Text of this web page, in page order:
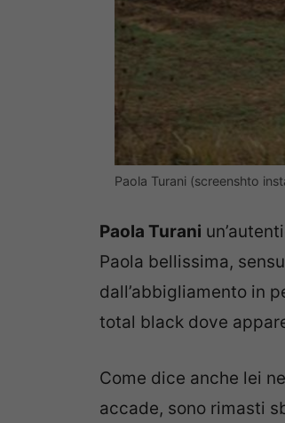
Paola Turani (screenshto
Paola Turani
Paola bellissima,
dall’abbigliamento in
total black dove
Come dice anche lei
accade, sono rimasti